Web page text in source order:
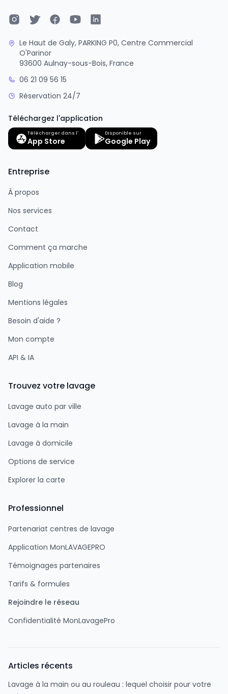
Le Haut de Galy, PARKING P0, Centre Commercial
O'Parinor
93600 Aulnay-sous-Bois, France
06 21 09 56 15
Réservation 24/7
Téléchargez l'application
Télécharger dans l'
App Store
Disponible sur
Google Play
Entreprise
À propos
Nos services
Contact
Comment ça marche
Application mobile
Blog
Mentions légales
Besoin d'aide ?
Mon compte
API & IA
Trouvez votre lavage
Lavage auto par ville
Lavage à la main
Lavage à domicile
Options de service
Explorer la carte
Professionnel
Partenariat centres de lavage
Application MonLAVAGEPRO
Témoignages partenaires
Tarifs & formules
Rejoindre le réseau
Confidentialité MonLavagePro
Articles récents
Lavage à la main ou au rouleau : lequel choisir pour votre